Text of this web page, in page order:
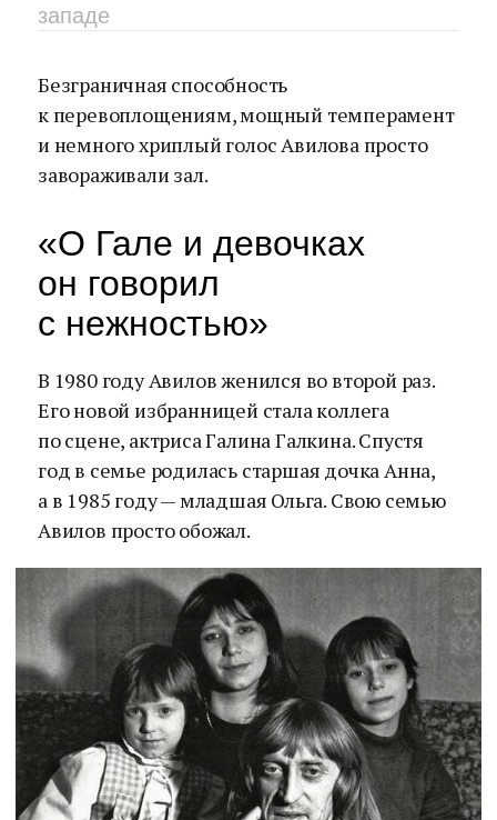
западе
Безграничная способность
к перевоплощениям, мощный темперамент
и немного хриплый голос Авилова просто
завораживали зал.
«О Гале и девочках
он говорил
с нежностью»
В 1980 году Авилов женился во второй раз.
Его новой избранницей стала коллега
по сцене, актриса Галина Галкина. Спустя
год в семье родилась старшая дочка Анна,
а в 1985 году — младшая Ольга. Свою семью
Авилов просто обожал.